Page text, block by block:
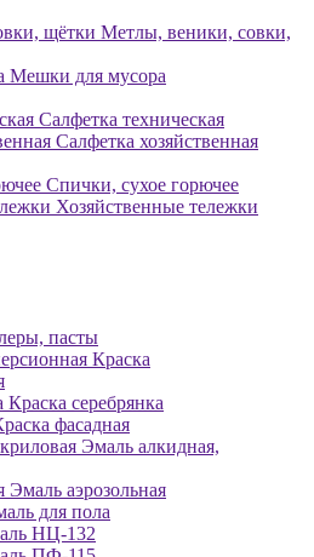
Метлы, веники, совки,
Мешки для мусора
Салфетка техническая
Салфетка хозяйственная
Спички, сухое горючее
Хозяйственные тележки
пасты
Краска
Краска серебрянка
фасадная
Эмаль алкидная,
Эмаль аэрозольная
для пола
НЦ-132